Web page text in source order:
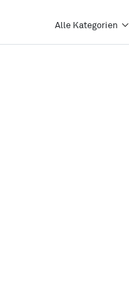
Alle Kategorien